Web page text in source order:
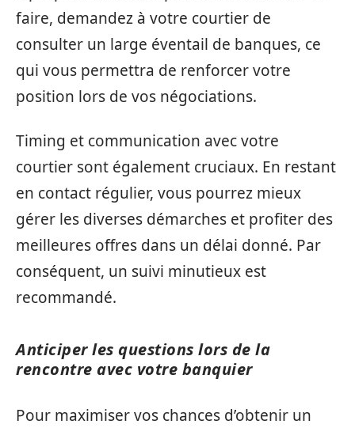
faire, demandez à votre courtier de
consulter un large éventail de banques, ce
qui vous permettra de renforcer votre
position lors de vos négociations.
Timing et communication avec votre
courtier sont également cruciaux. En restant
en contact régulier, vous pourrez mieux
gérer les diverses démarches et profiter des
meilleures offres dans un délai donné. Par
conséquent, un suivi minutieux est
recommandé.
Anticiper les questions lors de la
rencontre avec votre banquier
Pour maximiser vos chances d’obtenir un